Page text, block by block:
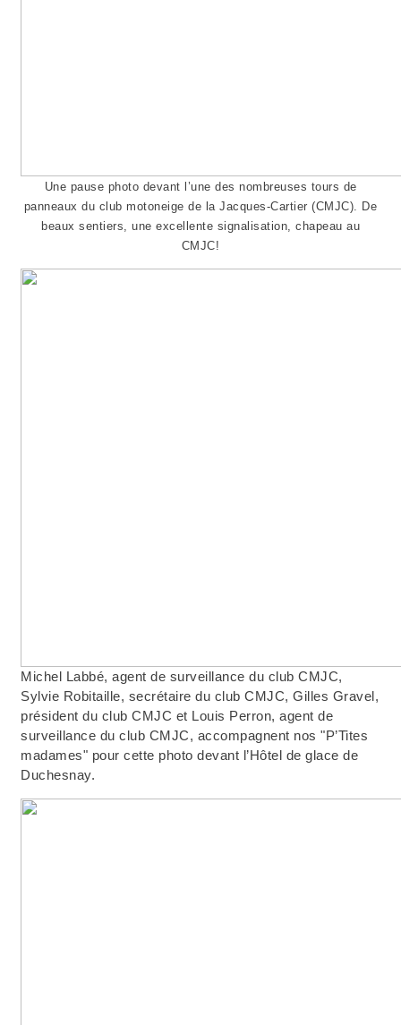
Une pause photo devant l’une des nombreuses tours de
panneaux du club motoneige de la Jacques-Cartier (CMJC). De
beaux sentiers, une excellente signalisation, chapeau au
CMJC!
Michel Labbé, agent de surveillance du club CMJC,
Sylvie Robitaille, secrétaire du club CMJC, Gilles Gravel,
président du club CMJC et Louis Perron, agent de
surveillance du club CMJC, accompagnent nos "P’Tites
madames" pour cette photo devant l’Hôtel de glace de
Duchesnay.